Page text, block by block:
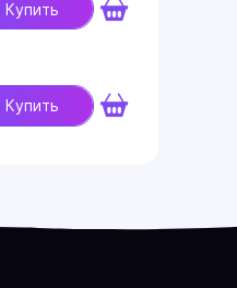
Купить
Купить